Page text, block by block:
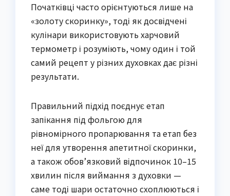
Початківці часто орієнтуються лише на
«золоту скоринку», тоді як досвідчені
кулінари використовують харчовий
термометр і розуміють, чому один і той
самий рецепт у різних духовках дає різні
результати.
Правильний підхід поєднує етап
запікання під фольгою для
рівномірного пропарювання та етап без
неї для утворення апетитної скоринки,
а також обов’язковий відпочинок 10–15
хвилин після виймання з духовки —
саме тоді шари остаточно схоплюються і